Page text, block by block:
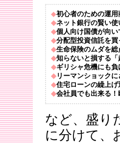
◆初心者のための運
◆ネット銀行の賢い使
◆個人向け国債が向
◆分配型投資信託を
◆生命保険のムダを総
◆知らないと損する
◆ギリシャ危機にも
◆リーマンショック
◆住宅ローンの繰上
◆会社員でも出来る
など、盛り
に分けて、